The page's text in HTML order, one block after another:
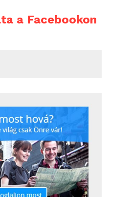
a Facebookon